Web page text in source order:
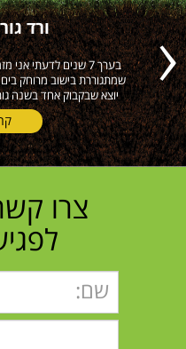
ורד
בערך 7 שנים לדעתי
שמתגוררת בישוב מרוחק
יוצא שבקבוק אחד בשנה
צרו